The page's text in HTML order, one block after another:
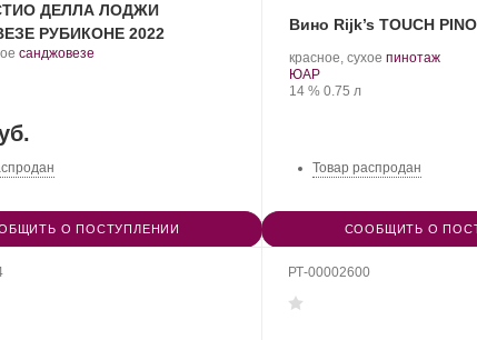
ДЕЛЛА ЛОДЖИ
РУБИКОНЕ 2022
.санджовезе
О ПОСТУПЛЕНИИ
Вино Rijk’s TOUCH
красное, сухое .пинотаж.
Регион:
ЮАР
Крепость
14 %. Объем
0.75 л
Товар распродан
СООБЩИТЬ О
РТ-00002600